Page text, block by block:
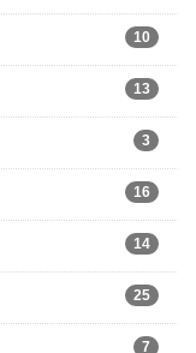
10
13
3
16
14
25
7